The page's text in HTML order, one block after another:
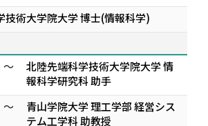
技術大学院大学 博士(情報科学)
～
北陸先端科学技術大学院大学 情
報科学研究科 助手
～
青山学院大学 理工学部 経営シス
テム工学科 助教授